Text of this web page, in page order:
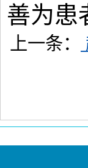
善为患
上一条：